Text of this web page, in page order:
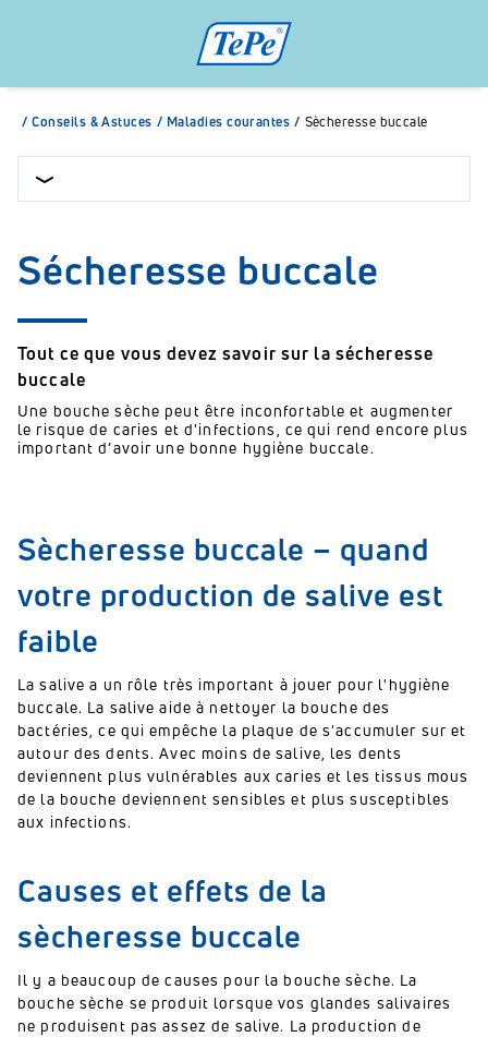
/ Conseils & Astuces / Maladies courantes / Sècheresse buccale
Sécheresse buccale
Tout ce que vous devez savoir sur la sécheresse
buccale
Une bouche sèche peut être inconfortable et augmenter
le risque de caries et d'infections, ce qui rend encore plus
important d’avoir une bonne hygiène buccale.
Sècheresse buccale – quand
votre production de salive est
faible
La salive a un rôle très important à jouer pour l'hygiène
buccale. La salive aide à nettoyer la bouche des
bactéries, ce qui empêche la plaque de s'accumuler sur et
autour des dents. Avec moins de salive, les dents
deviennent plus vulnérables aux caries et les tissus mous
de la bouche deviennent sensibles et plus susceptibles
aux infections.
Causes et effets de la
sècheresse buccale
Il y a beaucoup de causes pour la bouche sèche. La
bouche sèche se produit lorsque vos glandes salivaires
ne produisent pas assez de salive. La production de